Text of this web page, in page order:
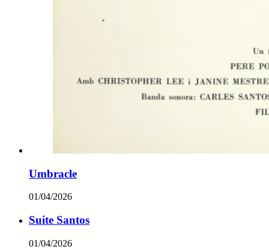
Umbracle
01/04/2026
Suite Santos
01/04/2026